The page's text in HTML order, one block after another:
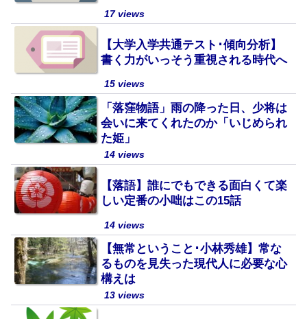
17 views
【大学入学共通テスト･傾向分析】
書く力がいっそう重視される時代へ
15 views
「落窪物語」雨の降った日、少将は
会いに来てくれたのか「いじめられ
た姫」
14 views
【落語】誰にでもできる面白くて楽
しい定番の小咄はこの15話
14 views
【無常ということ･小林秀雄】常な
るものを見失った現代人に必要な心
構えは
13 views